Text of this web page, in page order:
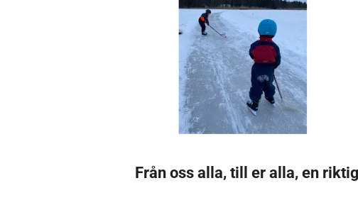
Från oss alla, till er alla, en